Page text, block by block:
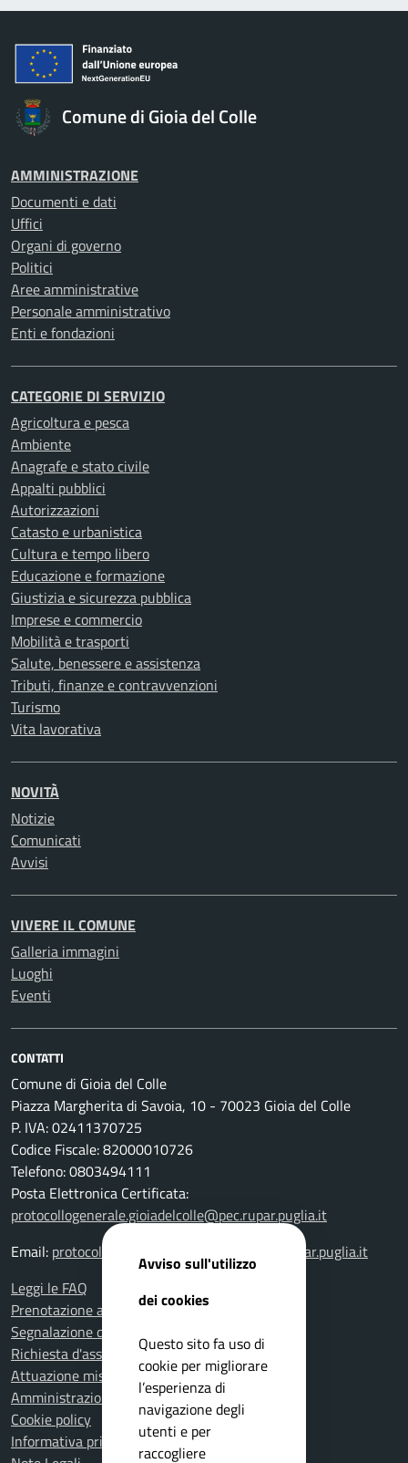
Comune di Gioia del Colle
AMMINISTRAZIONE
Documenti e dati
Uffici
Organi di governo
Politici
Aree amministrative
Personale amministrativo
Enti e fondazioni
CATEGORIE DI SERVIZIO
Agricoltura e pesca
Ambiente
Anagrafe e stato civile
Appalti pubblici
Autorizzazioni
Catasto e urbanistica
Cultura e tempo libero
Educazione e formazione
Giustizia e sicurezza pubblica
Imprese e commercio
Mobilità e trasporti
Salute, benessere e assistenza
Tributi, finanze e contravvenzioni
Turismo
Vita lavorativa
NOVITÀ
Notizie
Comunicati
Avvisi
VIVERE IL COMUNE
Galleria immagini
Luoghi
Eventi
CONTATTI
Comune di Gioia del Colle
Piazza Margherita di Savoia, 10 - 70023 Gioia del Colle
P. IVA: 02411370725
Codice Fiscale: 82000010726
Telefono: 0803494111
Posta Elettronica Certificata:
protocollogenerale.gioiadelcolle@pec.rupar.puglia.it
Email: protocollogenerale.gioiadelcolle@pec.rupar.puglia.it
Leggi le FAQ
Prenotazione appuntamento
Segnalazione disservizio
Richiesta d'assistenza
Attuazione misure PNRR
Amministrazione trasparente
Cookie policy
Informativa privacy
Avviso sull'utilizzo
dei cookies
Questo sito fa uso di
cookie per migliorare
l’esperienza di
navigazione degli
utenti e per
raccogliere